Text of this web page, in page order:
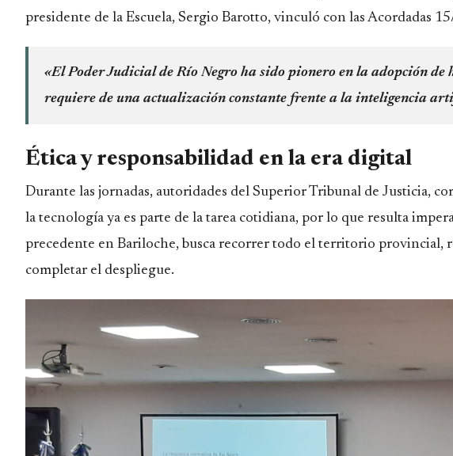
presidente de la Escuela, Sergio Barotto, vinculó con las Acordadas
«El Poder Judicial de Río Negro ha sido pionero en la adopción
requiere de una actualización constante frente a la inteligencia
Ética y responsabilidad en la era digital
Durante las jornadas, autoridades del Superior Tribunal de Justicia,
la tecnología ya es parte de la tarea cotidiana, por lo que resulta
precedente en Bariloche, busca recorrer todo el territorio provincial,
completar el despliegue.